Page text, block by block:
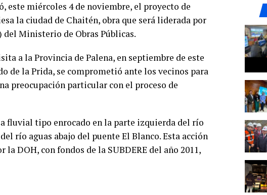
este miércoles 4 de noviembre, el proyecto de
la ciudad de Chaitén, obra que será liderada por
Ministerio de Obras Públicas.
a la Provincia de Palena, en septiembre de este
de la Prida, se comprometió ante los vecinos para
preocupación particular con el proceso de
fluvial tipo enrocado en la parte izquierda del río
río aguas abajo del puente El Blanco. Esta acción
DOH, con fondos de la SUBDERE del año 2011,